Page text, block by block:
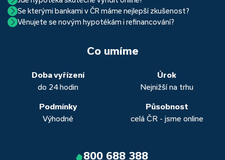
uzavření trvá okolo 2 měsíců. Důvodem je především
schvalovací proces na straně bank. Existuje však řada cest,
to. Přesvědčte se sami.
Ano, skutečně jde. Díky moderním technologiím, které
používáme, již do banky při vyřizování hypotéky skutečně
Se kterými bankami v ČR máme nejlepší zkušenost?
Nejvíce proklientská je určitě Hypoteční banka. Svou
běžných účtů a rozhraním s názvem „Hypoteční zóna“.
banka, Moneta a Raiffeisenbank.
Věnujete se novým hypotékám i refinancování?
vašich aktuálních úvěrů na bydlení. Naši specialisté pro vás v
Co umíme
Doba vyřízení
do 24 hodin
Úrok
Nejnižší na trhu
Podmínky
Výhodné
Působnost
celá ČR - jsme online
800 688 388